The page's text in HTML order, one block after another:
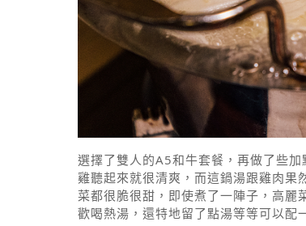
選擇了雙人的A5和牛套餐，再做了些
雞聽起來就很清爽，而這鍋湯跟雞肉果
菜都很脆很甜，即使煮了一陣子，高麗
歡喝熱湯，還特地留了點湯等等可以配